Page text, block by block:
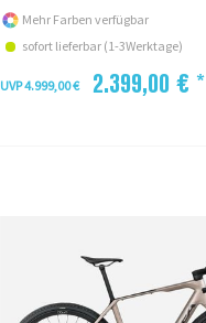
Mehr Farben verfügbar
sofort lieferbar (1-3Werktage)
UVP 4.999,00 € 2.399,00 € *